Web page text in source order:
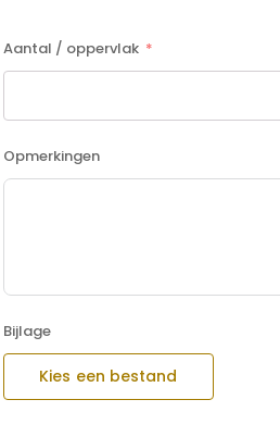
Aantal / oppervlak
Opmerkingen
Bijlage
Kies een bestand